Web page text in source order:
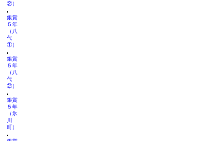
②）
銀賞
５年
（八
代
①）
銀賞
５年
（八
代
②）
銀賞
５年
（氷
川
町）